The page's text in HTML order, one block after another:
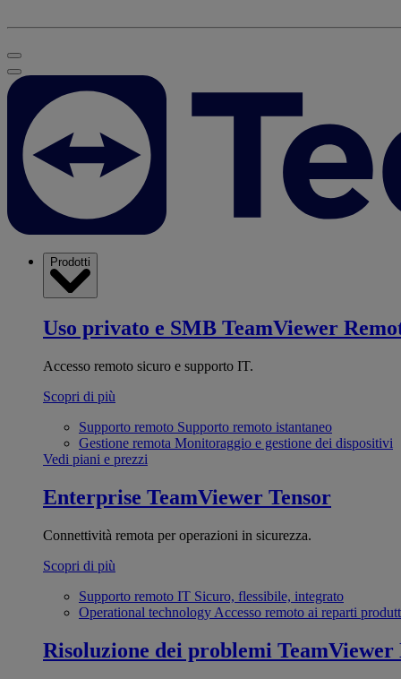
Prodotti
Uso privato e SMB TeamViewer
Accesso remoto sicuro e supporto IT.
Scopri di più
Supporto remoto Supporto remoto istantaneo
Gestione remota Monitoraggio e gestione dei dispositivi
Vedi piani e prezzi
Enterprise TeamViewer Tensor
Connettività remota per operazioni in sicurezza.
Scopri di più
Supporto remoto IT Sicuro, flessibile, integrato
Operational technology Accesso remoto ai reparti
Risoluzione dei problemi TeamViewer